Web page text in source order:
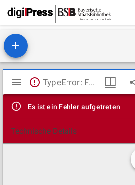
Mirador
Viewer
TypeError: Failed to fetch
Es ist ein Fehler aufgetreten
Technische Details